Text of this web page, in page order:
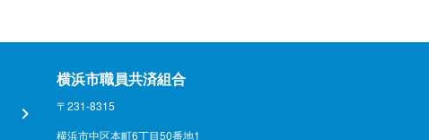
横浜市職員共済組合
〒231-8315
横浜市中区本町6丁目50番地1